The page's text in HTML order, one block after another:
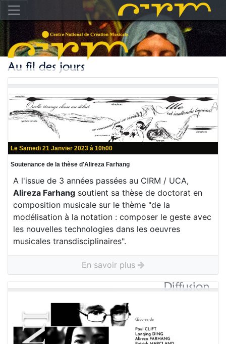
Le Samedi 21 Janvier 2023 à 10h00
Soutenance de la thèse d'Alireza Farhang
A l'issue de 3 années passées au CIRM / UCA,
Alireza Farhang soutient sa thèse de doctorat en
composition musicale sur le thème "de la
modélisation à la notation : composer le geste avec
les nouvelles technologies dans les oeuvres
musicales transdisciplinaires".
En savoir plus